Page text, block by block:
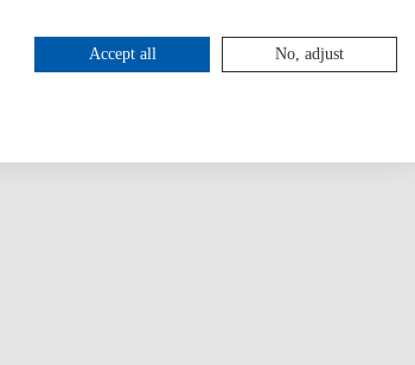
Accept all No, adjust